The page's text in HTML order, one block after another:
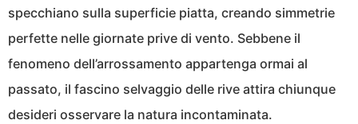
specchiano sulla superficie piatta, creando simmetrie
perfette nelle giornate prive di vento. Sebbene il
fenomeno dell’arrossamento appartenga ormai al
passato, il fascino selvaggio delle rive attira chiunque
desideri osservare la natura incontaminata.